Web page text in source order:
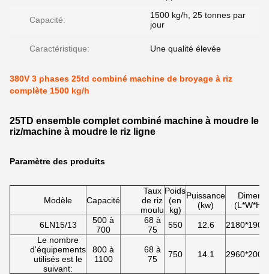
Capacité:
1500 kg/h, 25 tonnes par
jour
Caractéristique: Une qualité élevée
380V 3 phases 25td combiné machine de broyage à riz
complète 1500 kg/h
25TD ensemble complet combiné machine à moudre le
riz/machine à moudre le riz ligne
Paramètre des produits
Modèle Capacité
Taux
de riz
moulu
Poids
(en
kg)
Puissance
(kw)
(L*W*H/
6LN15/13
500 à
700
68 à
75
550 12.6
Le nombre
d'équipements
utilisés est le
suivant:
800 à
1100
68 à
75
750 14.1